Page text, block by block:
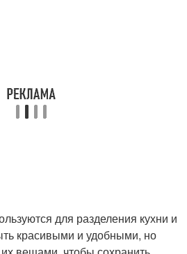
для разделения кухни и
красивыми и удобными, но